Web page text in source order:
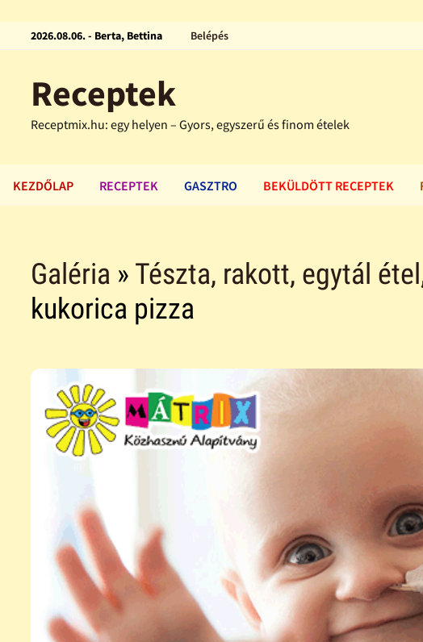
2026.08.06. - Berta, Bettina Belépés
Receptek
Receptmix.hu: egy helyen – Gyors, egyszerű és finom ételek
KEZDŐLAP RECEPTEK GASZTRO BEKÜLDÖTT RECEPTEK
Galéria » Tészta, rakott, egytál
kukorica pizza